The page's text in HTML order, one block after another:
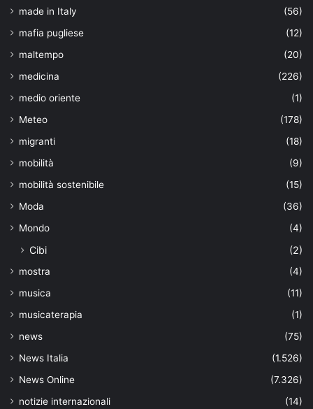
made in Italy
(56)
mafia pugliese
(12)
maltempo
(20)
medicina
(226)
medio oriente
(1)
Meteo
(178)
migranti
(18)
mobilità
(9)
mobilità sostenibile
(15)
Moda
(36)
Mondo
(4)
Cibi (2)
mostra
(4)
musica
(11)
musicaterapia
(1)
news
(75)
News Italia
(1.526)
News Online
(7.326)
notizie internazionali
(14)